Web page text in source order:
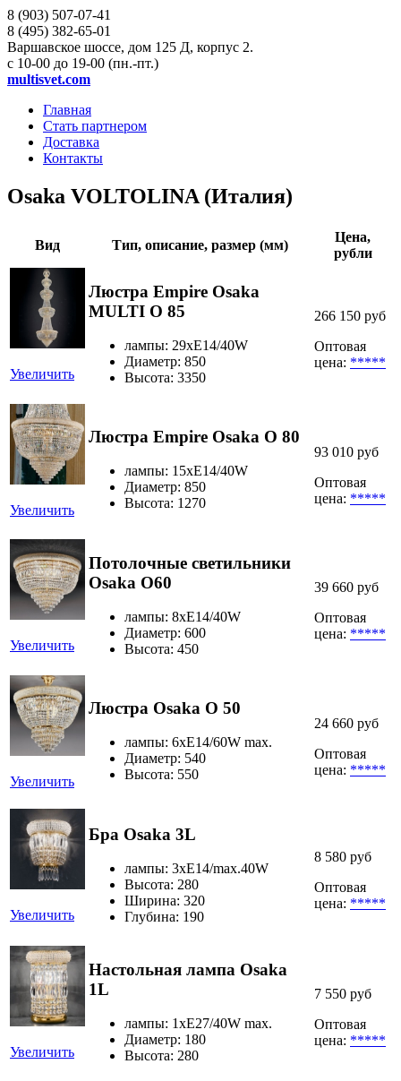
8 (903) 507-07-41
8 (495) 382-65-01
Варшавское шоссе, дом 125 Д, корпус 2.
с 10-00 до 19-00 (пн.-пт.)
multisvet.com
Главная
Стать партнером
Доставка
Контакты
Osaka VOLTOLINA (Италия)
Вид Тип, описание, размер (мм)
Цена,
рубли
Увеличить
Люстра Empire Osaka
MULTI O 85
лампы: 29хE14/40W
Диаметр: 850
Высота: 3350
266 150 руб
Оптовая
цена: *****
Увеличить
Люстра Empire Osaka O 80
лампы: 15хE14/40W
Диаметр: 850
Высота: 1270
93 010 руб
Оптовая
цена: *****
Увеличить
Потолочные светильники
Osaka O60
лампы: 8хE14/40W
Диаметр: 600
Высота: 450
39 660 руб
Оптовая
цена: *****
Увеличить
Люстра Osaka O 50
лампы: 6xE14/60W max.
Диаметр: 540
Высота: 550
24 660 руб
Оптовая
цена: *****
Увеличить
Бра Osaka 3L
лампы: 3хЕ14/max.40W
Высота: 280
Ширина: 320
Глубина: 190
8 580 руб
Оптовая
цена: *****
Увеличить
Настольная лампа Osaka
1L
лампы: 1xE27/40W max.
Диаметр: 180
Высота: 280
7 550 руб
Оптовая
цена: *****